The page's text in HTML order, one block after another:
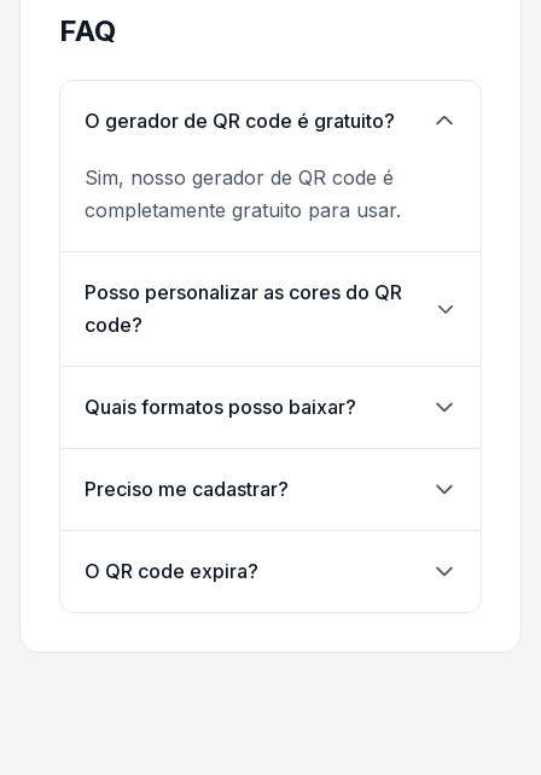
FAQ
O gerador de QR code é gratuito?
Sim, nosso gerador de QR code é
completamente gratuito para usar.
Posso personalizar as cores do QR
code?
Quais formatos posso baixar?
Preciso me cadastrar?
O QR code expira?